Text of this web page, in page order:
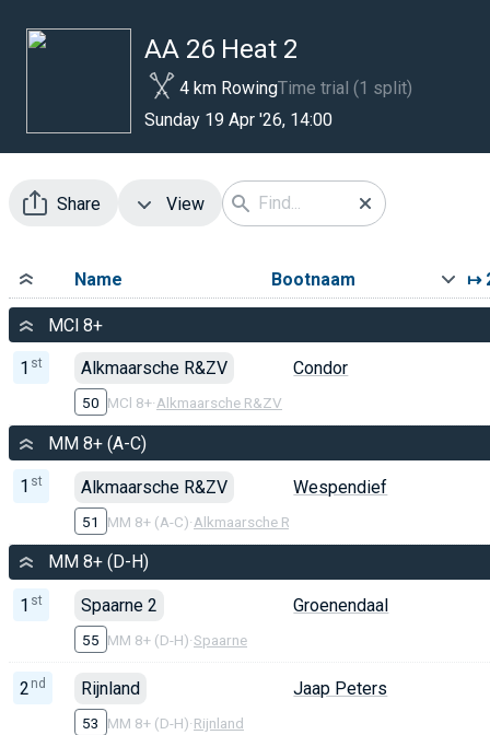
AA 26 Heat 2
4 km RowingTime trial (1 split)
Sunday 19 Apr '26, 14:00
Share View
Name Bootnaam ↦
MCl 8+
1 st Alkmaarsche R&ZV
50 MCl 8+·Alkmaarsche R&ZV
Condor
MM 8+ (A-C)
1 st Alkmaarsche R&ZV
51 MM 8+ (A-C)·Alkmaarsche R&ZV
Wespendief
MM 8+ (D-H)
1 st Spaarne 2
55 MM 8+ (D-H)·Spaarne
Groenendaal
2 nd Rijnland
53 MM 8+ (D-H)·Rijnland
Jaap Peters